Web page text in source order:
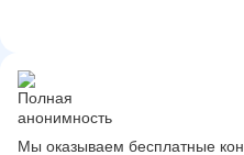
Мы оказываем бесплатные